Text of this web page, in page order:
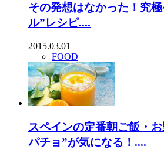
その発想はなかった！究
ル”レシピ....
2015.03.01
FOOD
スペインの定番朝ご飯・
パチョ”が気になる！....